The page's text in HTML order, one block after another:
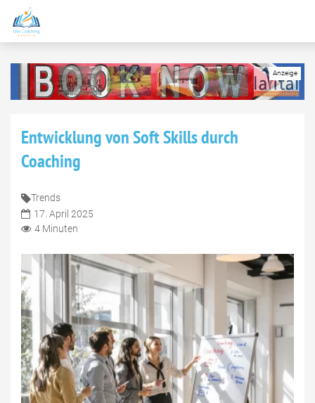
Entwicklung von Soft Skills durch
Coaching
Trends
17. April 2025
4 Minuten